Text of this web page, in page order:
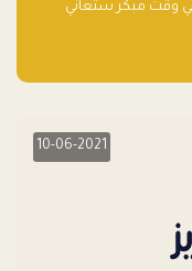
وقت مبكر ستعاني
10-06-2021